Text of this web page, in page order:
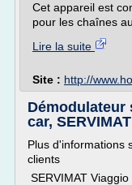
Cet appareil est
pour les chaînes
Lire la suite
Site : http://
Démodulateur
car,
Plus d'informations
clients
SERVIMAT Viaggio